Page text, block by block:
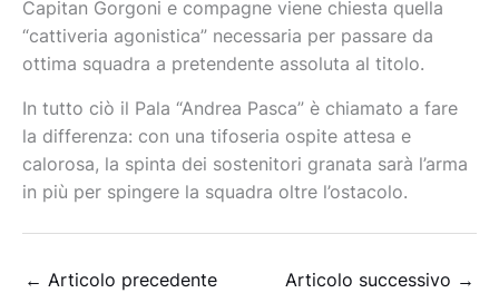
Capitan Gorgoni e compagne viene chiesta quella
“cattiveria agonistica” necessaria per passare da
ottima squadra a pretendente assoluta al titolo.
In tutto ciò il Pala “Andrea Pasca” è chiamato a fare
la differenza: con una tifoseria ospite attesa e
calorosa, la spinta dei sostenitori granata sarà l’arma
in più per spingere la squadra oltre l’ostacolo.
← Articolo precedente Articolo successivo →